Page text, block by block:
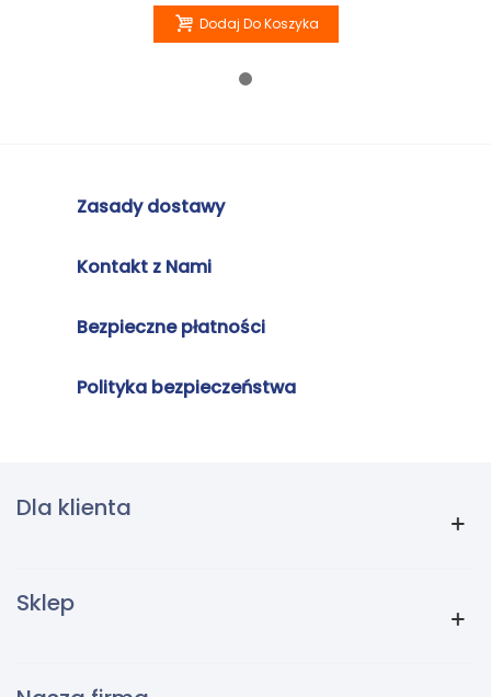
Dodaj Do Koszyka
Zasady dostawy
Kontakt z Nami
Bezpieczne płatności
Polityka bezpieczeństwa
Dla klienta
Sklep